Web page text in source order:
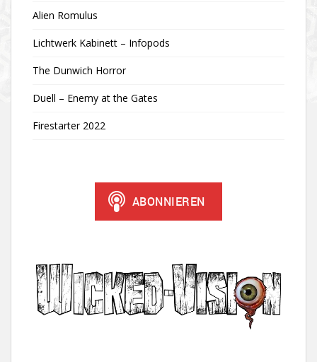
Alien Romulus
Lichtwerk Kabinett – Infopods
The Dunwich Horror
Duell – Enemy at the Gates
Firestarter 2022